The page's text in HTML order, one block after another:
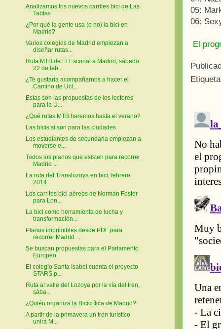
05:
06:
El
Analizamos los nuevos carriles bici de Las
Tablas
¿Por qué la gente usa (o no) la bici en
Madrid?
Varios colegios de Madrid empiezan a
diseñar rutas...
Ruta MTB de El Escorial a Madrid, sábado
22 de feb...
¿Te gustaría acompañarnos a hacer el
Camino de Ucl...
Estas son las propuestas de los lectores
para la U...
¿Qué rutas MTB haremos hasta el verano?
Las bicis sí son para las ciudades
Los estudiantes de secundaria empiezan a
moverse e...
Todos los planos que existen para recorrer
Madrid ...
La ruta del Translozoya en bici, febrero
2014
Los carriles bici aéreos de Norman Foster
para Lon...
La bici como herramienta de lucha y
transformación...
Planos imprimibles desde PDF para
recorrer Madrid ...
Se buscan propuestas para el Parlamento
Europeo
El colegio Santa Isabel cuenta el proyecto
STARS p...
Ruta al valle del Lozoya por la vía del tren,
sába...
¿Quién organiza la Bicicrítica de Madrid?
A partir de la primavera un tren turístico
unirá M...